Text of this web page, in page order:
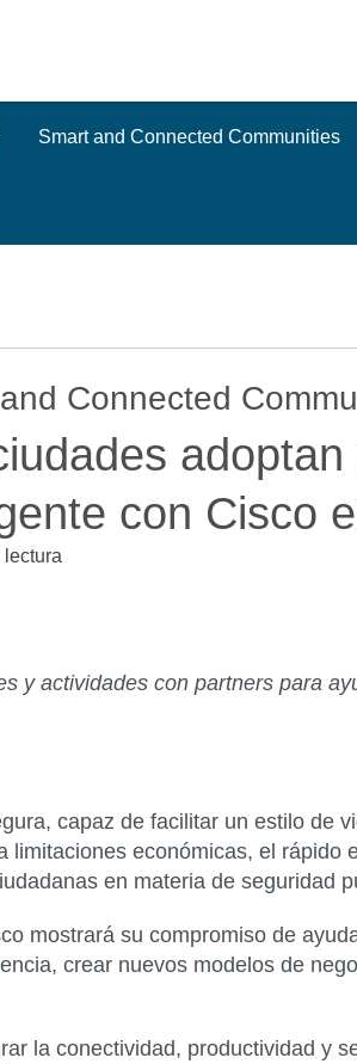
Smart and Connected Communities
Connected
con Cisco
lectura
y actividades conpartners para
capaz de facilitar un estilo de
económicas, el rápido
en materia de seguridad
mostrará su compromiso de
crear nuevos modelos de
la conectividad, productividad y